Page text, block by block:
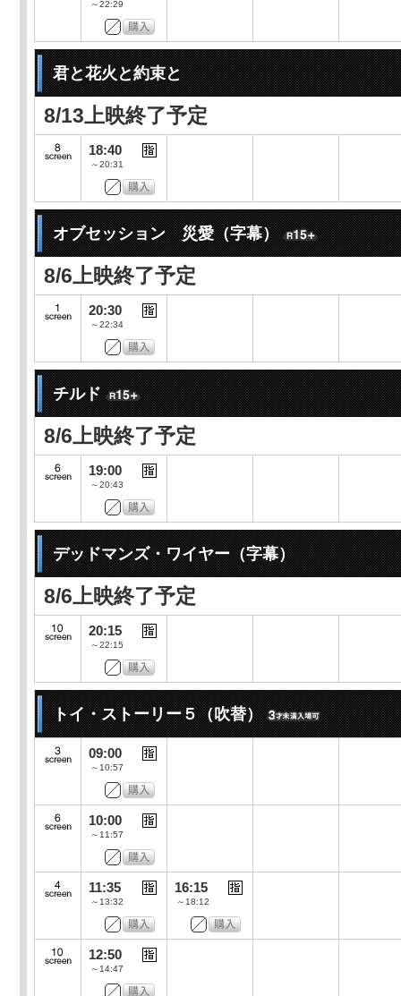
～22:29
君と花火と約束と
8/13上映終了予定
18:40
～20:31
オブセッション 災愛（字幕）
8/6上映終了予定
20:30
～22:34
チルド
8/6上映終了予定
19:00
～20:43
デッドマンズ・ワイヤー（字幕）
8/6上映終了予定
20:15
～22:15
トイ・ストーリー５（吹替）
09:00
～10:57
10:00
～11:57
11:35
～13:32
16:15
～18:12
12:50
～14:47